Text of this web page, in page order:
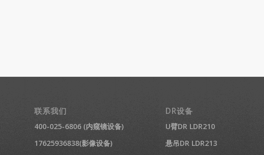
联系我们
400-025-6806 (内窥镜设备)
17625936838(影像设备)
DR设备
U臂DR LDR210
悬吊DR LDR213